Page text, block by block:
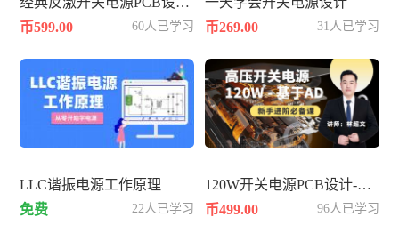
币599.00
60人已学习
币269.00
31人已学习
LLC谐振电源工作原理
免费
22人已学习
120W开关电源PCB设计-基于AD
币499.00
96人已学习